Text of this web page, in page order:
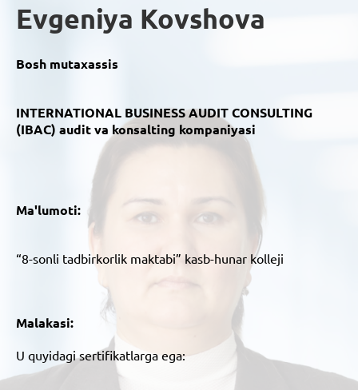
Evgeniya Kovshova
Bosh mutaxassis
INTERNATIONAL BUSINESS AUDIT CONSULTING
(IBAC) audit va konsalting kompaniyasi
Ma'lumoti:
“8-sonli tadbirkorlik maktabi” kasb-hunar kolleji
Malakasi:
U quyidagi sertifikatlarga ega: